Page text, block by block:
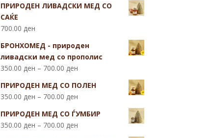
ПРИРОДЕН ЛИВАДСКИ МЕД СО
САЌЕ
700.00 ден
БРОНХОМЕД - природен
ливадски мед со прополис
350.00 ден – 700.00 ден
ПРИРОДЕН МЕД СО ПОЛЕН
350.00 ден – 700.00 ден
ПРИРОДЕН МЕД СО ЃУМБИР
350.00 ден – 700.00 ден